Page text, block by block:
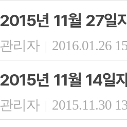
2015년 11월 27일
관리자 | 2016.01.26
2015년 11월 14일
관리자 | 2015.11.30